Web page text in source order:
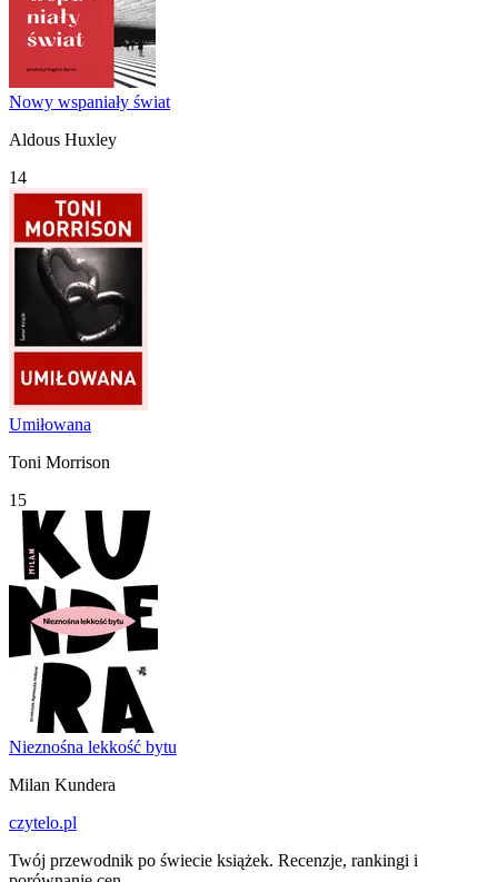
Nowy wspaniały świat
Aldous Huxley
14
Umiłowana
Toni Morrison
15
Nieznośna lekkość bytu
Milan Kundera
czytelo.pl
Twój przewodnik po świecie książek. Recenzje, rankingi i